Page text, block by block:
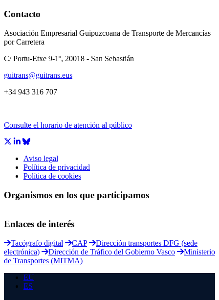
Contacto
Asociación Empresarial Guipuzcoana de Transporte de Mercancías
por Carretera
C/ Portu-Etxe 9-1º, 20018 - San Sebastián
guitrans@guitrans.eus
+34 943 316 707
Consulte el horario de atención al público
Aviso legal
Política de privacidad
Política de cookies
Organismos en los que participamos
Enlaces de interés
Tacógrafo digital CAP
Dirección transportes DFG (sede
electrónica)
Dirección de Tráfico del Gobierno Vasco
Ministerio
de Transportes (MITMA)
EU
ES